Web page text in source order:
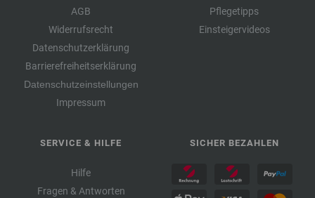
AGB
Widerrufsrecht
Datenschutzerklärung
Barrierefreiheitserklärung
Datenschutzeinstellungen
Impressum
Pflegetipps
Einsteigervideos
SERVICE & HILFE
Hilfe
Fragen & Antworten
SICHER BEZAHLEN